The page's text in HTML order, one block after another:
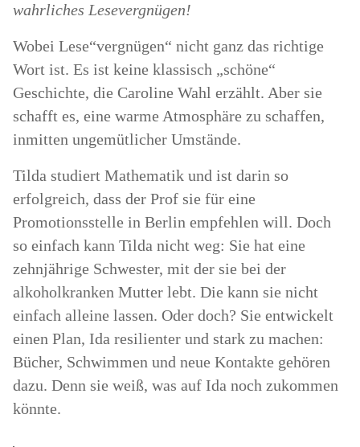
wahrliches Lesevergnügen!
Wobei Lese“vergnügen“ nicht ganz das richtige
Wort ist. Es ist keine klassisch „schöne“
Geschichte, die Caroline Wahl erzählt. Aber sie
schafft es, eine warme Atmosphäre zu schaffen,
inmitten ungemütlicher Umstände.
Tilda studiert Mathematik und ist darin so
erfolgreich, dass der Prof sie für eine
Promotionsstelle in Berlin empfehlen will. Doch
so einfach kann Tilda nicht weg: Sie hat eine
zehnjährige Schwester, mit der sie bei der
alkoholkranken Mutter lebt. Die kann sie nicht
einfach alleine lassen. Oder doch? Sie entwickelt
einen Plan, Ida resilienter und stark zu machen:
Bücher, Schwimmen und neue Kontakte gehören
dazu. Denn sie weiß, was auf Ida noch zukommen
könnte.